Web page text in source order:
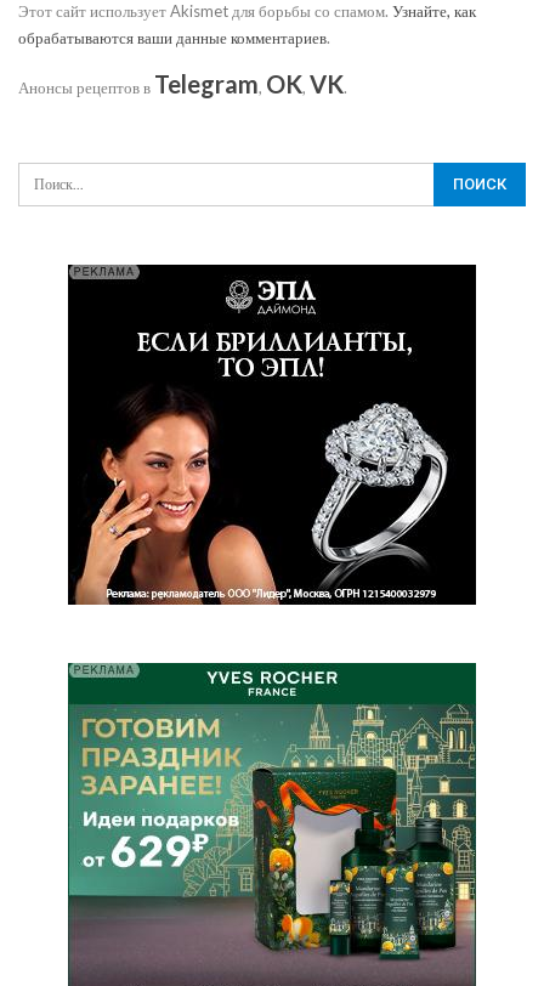
Этот сайт использует Akismet для борьбы со спамом. Узнайте, как
обрабатываются ваши данные комментариев.
Анонсы рецептов в Telegram, OK, VK.